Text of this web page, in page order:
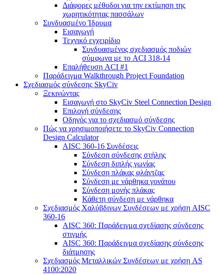
Διάφορες μέθοδοι για την εκτίμηση της
χωρητικότητας πασσάλων
Συνδυασμένο Ίδρυμα
Εισαγωγή
Τεχνικό εγχειρίδιο
Συνδυασμένος σχεδιασμός ποδιών
σύμφωνα με το ACI 318-14
Επαλήθευση ACI #1
Παράδειγμα Walkthrough Project Foundation
Σχεδιασμός σύνδεσης SkyCiv
Ξεκινώντας
Εισαγωγή στο SkyCiv Steel Connection Design
Επιλογή σύνδεσης
Οδηγός για το σχεδιασμό σύνδεσης
Πώς να χρησιμοποιήσετε το SkyCiv Connection
Design Calculator
AISC 360-16 Συνδέσεις
Σύνδεση σύνδεσης στήλης
Σύνδεση διπλής γωνίας
Σύνδεση πλάκας φλάντζας
Σύνδεση με νάρθηκα γονάτου
Σύνδεση μονής πλάκας
Κάθετη σύνδεση με νάρθηκα
Σχεδιασμός Χαλύβδινων Συνδέσεων με χρήση AISC
360-16
AISC 360: Παράδειγμα σχεδίασης σύνδεσης
στιγμής
AISC 360: Παράδειγμα σχεδίασης σύνδεσης
διάτμησης
Σχεδιασμός Μεταλλικών Συνδέσεων με χρήση AS
4100:2020